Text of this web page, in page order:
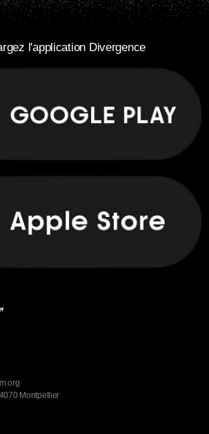
l'application Divergence
Montpellier